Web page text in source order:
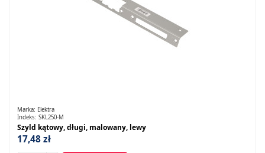
Marka: Elektra
Indeks: SKL250-M
Szyld kątowy, długi, malowany, lewy
17,48 zł